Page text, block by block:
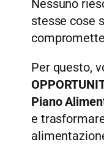
Nessuno
stesse cose
Per questo,
Piano
e